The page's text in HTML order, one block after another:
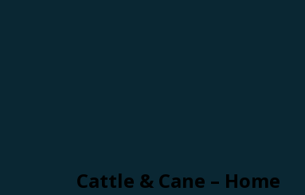
Cattle & Cane – Home